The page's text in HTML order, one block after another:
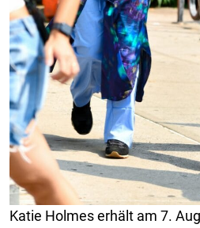
Katie Holmes erhält am 7.